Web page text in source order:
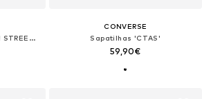
Sapatilhas 'CTAS MALDEN STREET 1V'
CONVERSE
Sapatilhas 'CTAS'
59,90€